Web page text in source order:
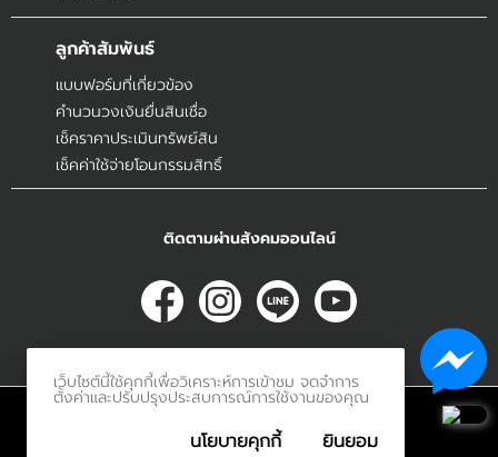
ลูกค้าสัมพันธ์
แบบฟอร์มที่เกี่ยวข้อง
คำนวนวงเงินยื่นสินเชื่อ
เช็คราคาประเมินทรัพย์สิน
เช็คค่าใช้จ่ายโอนกรรมสิทธิ์
ติดตามผ่านสังคมออนไลน์
Innerethai.com All Rights Reserved.
เว็บไซต์นี้ใช้คุกกี้เพื่อวิเคราะห์การเข้าชม จดจำการ
ตั้งค่าและปรับปรุงประสบการณ์การใช้งานของคุณ
นโยบายคุกกี้ ยินยอม